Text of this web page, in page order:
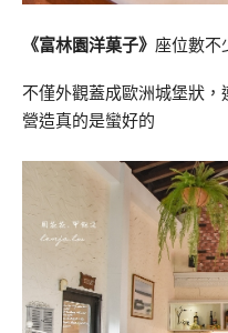
《富林園洋菓子》 座位數不
不僅外觀蓋成歐洲城堡狀
營造真的是蠻好的